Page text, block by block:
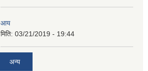
आय
मिति: 03/21/2019 - 19:44
अन्य